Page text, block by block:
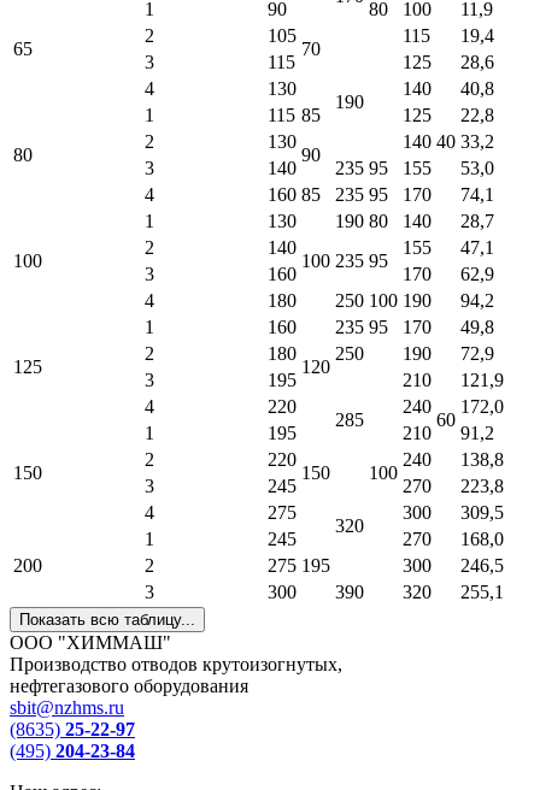
80
65
1
90
70
100
11,9
2
105 115
19,4
3
115
190
125
40
28,6
4
130 140 40,8
80
1 115 85 125
22,8
2
130
90
140
33,2
3
140 235 95 155
53,0
4
160 85 235 95 170 74,1
100
1
130
100
190 80 140
28,7
2
140
235 95
155
60
47,1
3
160 170
62,9
4
180 250 100 190 94,2
125
1
160
120
235 95 170
49,8
2
180 250
100
190
72,9
3
195
285
210
121,9
4
220 240 172,0
150
1
195
150
210
91,2
2
220 240
138,8
3
245
320
270
223,8
4
275 300 309,5
200
1
245
195
270
168,0
2
275 300
246,5
3
300 390 320 255,1
Показать всю таблицу...
ООО "ХИММАШ"
Производство отводов крутоизогнутых,
нефтегазового оборудования
sbit@nzhms.ru
(8635) 25-22-97
(495) 204-23-84